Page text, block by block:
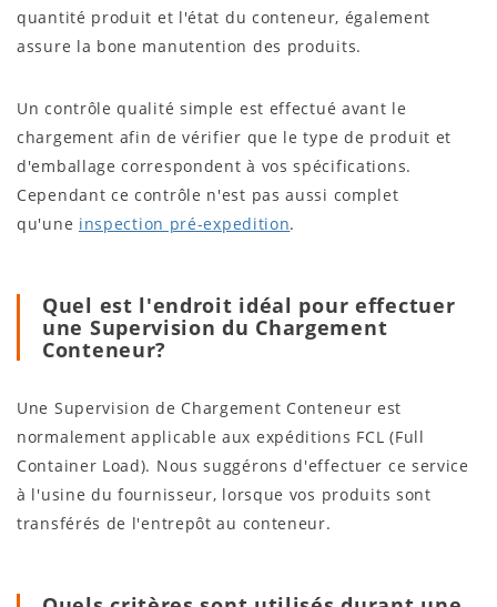
quantité produit et l'état du conteneur, également
assure la bone manutention des produits.
Un contrôle qualité simple est effectué avant le
chargement afin de vérifier que le type de produit et
d'emballage correspondent à vos spécifications.
Cependant ce contrôle n'est pas aussi complet
qu'une inspection pré-expedition.
Quel est l'endroit idéal pour effectuer
une Supervision du Chargement
Conteneur?
Une Supervision de Chargement Conteneur est
normalement applicable aux expéditions FCL (Full
Container Load). Nous suggérons d'effectuer ce service
à l'usine du fournisseur, lorsque vos produits sont
transférés de l'entrepôt au conteneur.